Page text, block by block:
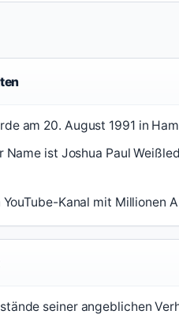
am 20. August 1991 in
Name ist Joshua Paul
Kanal mit Millionen
seiner angeblichen